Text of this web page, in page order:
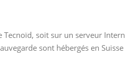
soit sur un serveur
sont hébergés en